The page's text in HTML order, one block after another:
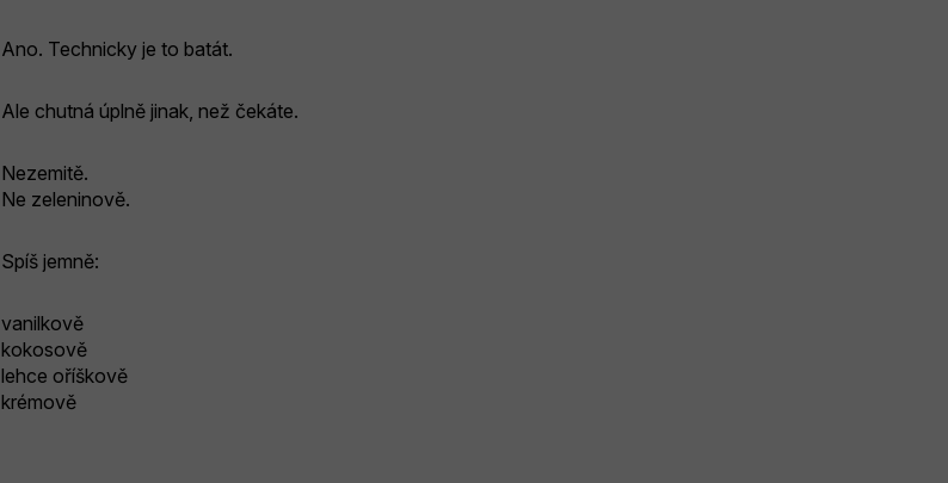
Ano. Technicky je to batát.
Ale chutná úplně jinak, než čekáte.
Nezemitě.
Ne zeleninově.
Spíš jemně:
vanilkově
kokosově
lehce oříškově
krémově